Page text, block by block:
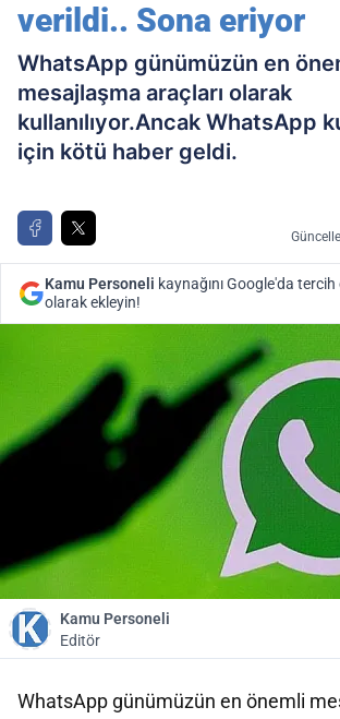
verildi.. Sona eriyor
WhatsApp günümüzün en
mesajlaşma araçları olarak
kullanılıyor.Ancak WhatsApp
için kötü haber geldi.
Kamu Personeli kaynağını Google'da
olarak ekleyin!
Kamu Personeli
Editör
WhatsApp günümüzün en önemli